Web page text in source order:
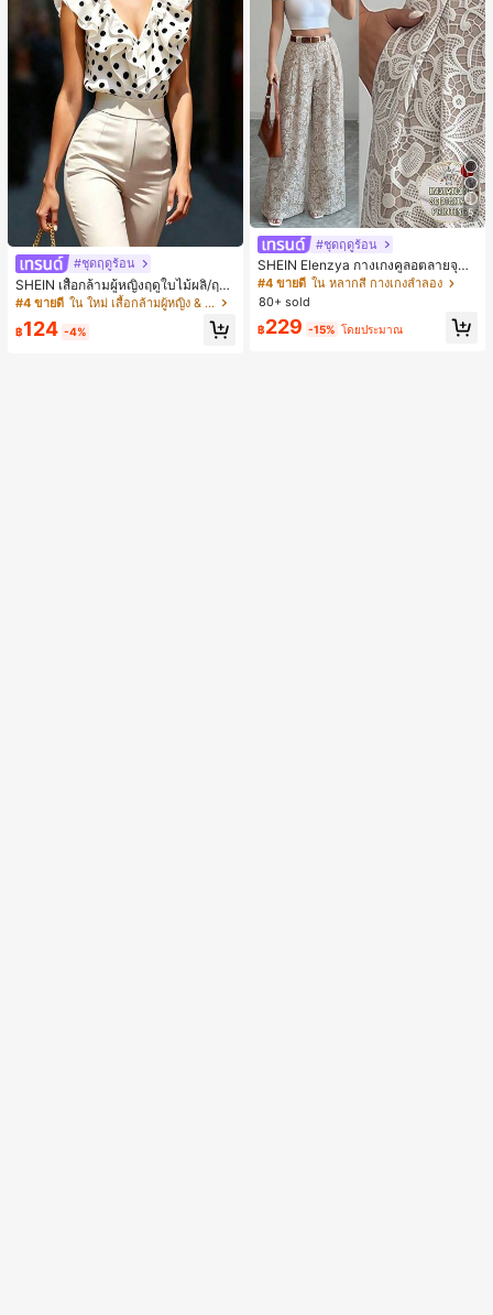
#ชุดฤดูร้อน
SHEIN เสื้อกล้ามผู้หญิงฤดูใบไม้ผลิ/ฤดูร้
อน ใหม่ สไตล์มินิมอลลำลองหรูหรา สีบ
ล็อก ลายจุด คอวี แพตช์เวิร์ก ชายระบา
ย แขนกุด ทรงเข้ารูป อเนกประสงค์, เสื้อ
#4 ขายดี ใน ใหม่ เสื้อกล้ามผู้หญิง & Camis
฿124 -4%
5
#ชุดฤดูร้อน
SHEIN Elenzya กางเกงคูลอตลายจุดเ
อวสูงแบบใหม่สำหรับฤดูใบไม้ผลิ/ฤดูร้อ
น, สไตล์หรูหราเหมาะสำหรับใส่ในชีวิต
ประจำวันและทำงาน, ให้ความรู้สึกวินเ
ทจสำหรับฤดูรับปริญญา, เทศกาลดนตร
ี, การแข่งม้าดาร์บี้, วันประกาศอิสรภาพ
#4 ขายดี ใน หลากสี กางเกงลำลอง
80+ sold
฿229 -15% โดยประมาณ